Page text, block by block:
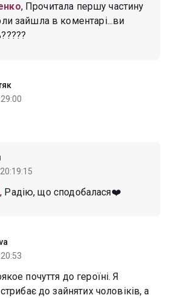
, Прочитала першу частину
зайшла в коментарі...ви
, Радію, що сподобалася❤️
почуття до героїні. Я
до зайнятих чоловіків, а